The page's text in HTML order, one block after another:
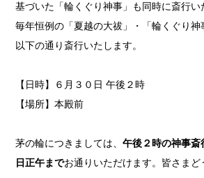
基づいた「輪くぐり神事」も同時に斎行い
毎年恒例の「夏越の大祓」・「輪くぐり神
以下の通り斎行いたします。
【日時】６月３０日 午後２時
【場所】本殿前
茅の輪につきましては、午後２時の神事斎
日正午までお通りいただけます。皆さまど